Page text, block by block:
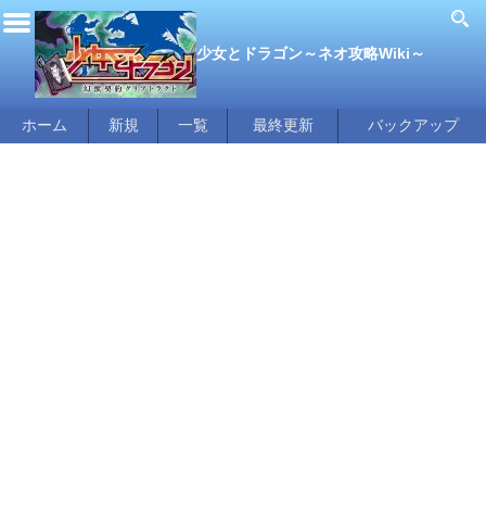
少女とドラゴン～ネオ攻略Wiki～
ホーム 新規 一覧 最終更新 バックアップ